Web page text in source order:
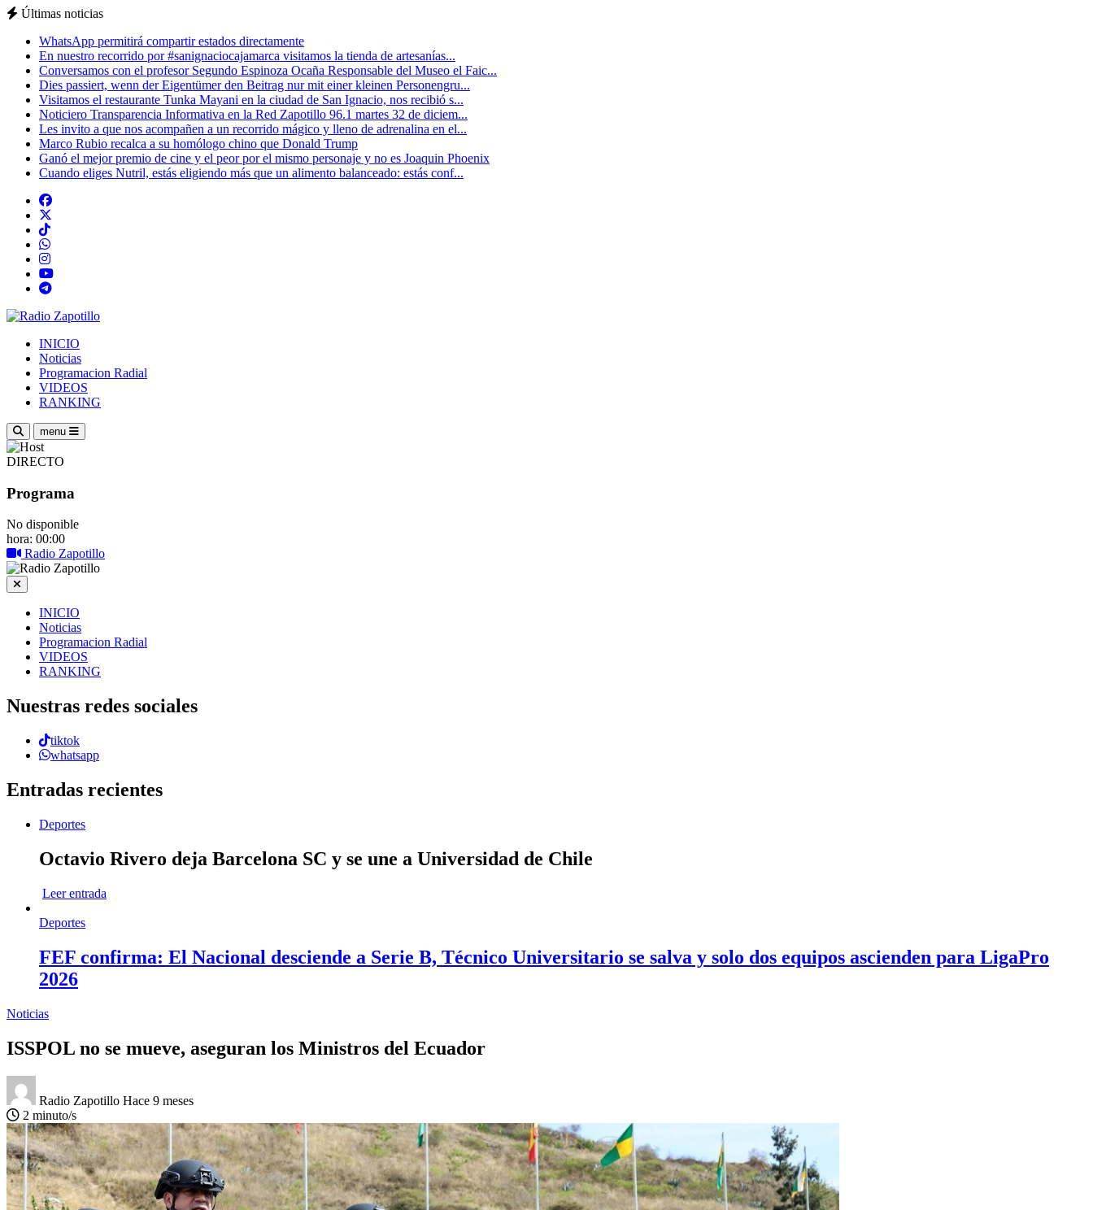
Últimas noticias
WhatsApp permitirá compartir estados directamente
En nuestro recorrido por #sanignaciocajamarca visitamos la tienda de artesanías...
Conversamos con el profesor Segundo Espinoza Ocaña Responsable del Museo el Faic...
Dies passiert, wenn der Eigentümer den Beitrag nur mit einer kleinen Personengru...
Visitamos el restaurante Tunka Mayani en la ciudad de San Ignacio, nos recibió s...
Noticiero Transparencia Informativa en la Red Zapotillo 96.1 martes 32 de diciem...
Les invito a que nos acompañen a un recorrido mágico y lleno de adrenalina en el...
Marco Rubio recalca a su homólogo chino que Donald Trump
Ganó el mejor premio de cine y el peor por el mismo personaje y no es Joaquin Phoenix
Cuando eliges Nutril, estás eligiendo más que un alimento balanceado: estás conf...
INICIO
Noticias
Programacion Radial
VIDEOS
RANKING
menu
DIRECTO
Programa
No disponible
hora: 00:00
Radio Zapotillo
INICIO
Noticias
Programacion Radial
VIDEOS
RANKING
Nuestras redes sociales
tiktok
whatsapp
Entradas recientes
Deportes
Octavio Rivero deja Barcelona SC y se une a Universidad de Chile
Leer entrada
Deportes
FEF confirma: El Nacional desciende a Serie B, Técnico Universitario se salva y solo dos equipos ascienden para LigaPro
2026
Noticias
ISSPOL no se mueve, aseguran los Ministros del Ecuador
Radio Zapotillo Hace 9 meses
2 minuto/s